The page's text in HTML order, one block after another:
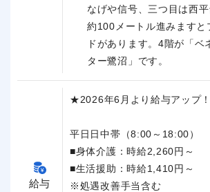
なげや信号、三つ目は西平
約100メートル進みますと
ドがあります。4階が「ベ
ター鷺沼」です。
給与
★2026年6月より給与アップ
平日日中帯（8:00～18:00）
■身体介護：時給2,260円～
■生活援助：時給1,410円～
※処遇改善手当含む